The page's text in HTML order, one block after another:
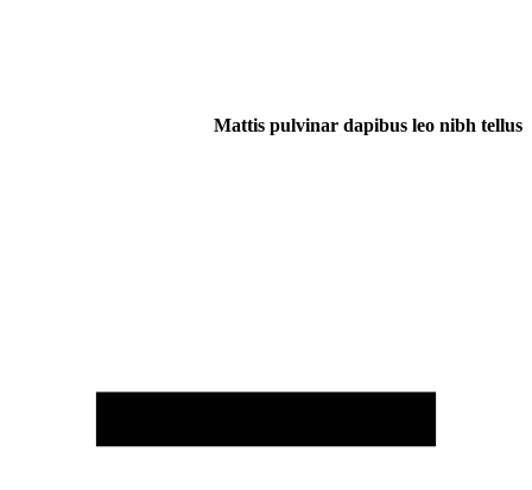
Mattis pulvinar dapibus leo nibh tellus